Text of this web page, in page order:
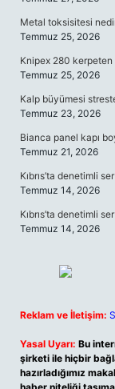
Metal toksisitesi
Temmuz 25, 2026
Knipex 280 kerpeten
Temmuz 25, 2026
Kalp büyümesi
Temmuz 23, 2026
Bianca panel kapı
Temmuz 21, 2026
Kıbrıs’ta denetimli
Temmuz 14, 2026
Kıbrıs’ta denetimli
Temmuz 14, 2026
Reklam ve İletişim:
Yasal Uyarı: Bu
şirketi ile hiçbir
hazırladığımız